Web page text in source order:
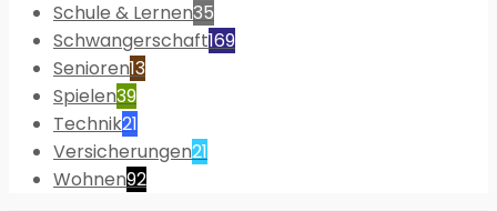
Schule & Lernen35
Schwangerschaft169
Senioren13
Spielen39
Technik21
Versicherungen21
Wohnen92